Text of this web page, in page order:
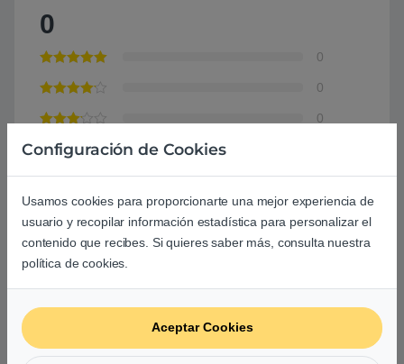
0
0
0
0
0
Agrega una reseña
Debes acceder
Configuración de Cookies
Usamos cookies para proporcionarte una mejor experiencia de
usuario y recopilar información estadística para personalizar el
contenido que recibes. Si quieres saber más, consulta nuestra
política de cookies.
Aceptar Cookies